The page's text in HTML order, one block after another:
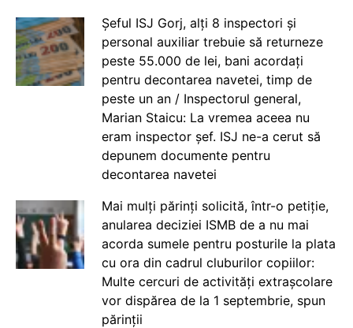
Șeful ISJ Gorj, alți 8 inspectori și
personal auxiliar trebuie să returneze
peste 55.000 de lei, bani acordați
pentru decontarea navetei, timp de
peste un an / Inspectorul general,
Marian Staicu: La vremea aceea nu
eram inspector șef. ISJ ne-a cerut să
depunem documente pentru
decontarea navetei
Mai mulți părinți solicită, într-o petiție,
anularea deciziei ISMB de a nu mai
acorda sumele pentru posturile la plata
cu ora din cadrul cluburilor copiilor:
Multe cercuri de activități extrașcolare
vor dispărea de la 1 septembrie, spun
părinții